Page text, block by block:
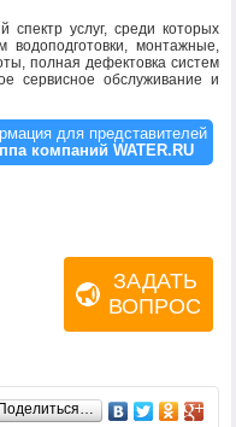
спектр услуг, среди которых
водоподготовки, монтажные,
полная дефектовка систем
сервисное обслуживание и
для представителей
компаний WATER.RU
ЗАДАТЬ
ВОПРОС
Поделиться…